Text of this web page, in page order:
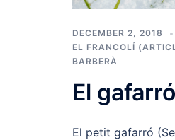
DECEMBER 2, 2018
EL FRANCOLÍ
BARBERÀ
El gafarró
El petit gafarró